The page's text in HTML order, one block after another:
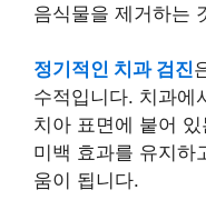
음식물을 제거하는
정기적인 치과 검진
수적입니다. 치과에
치아 표면에 붙어 있
미백 효과를 유지하
움이 됩니다.